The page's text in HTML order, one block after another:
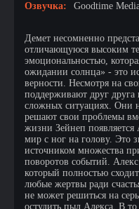
Озвучка:
Goodtime
Демет несомненно
отличающуюся высоким
эмоциональностью,
ожидании солнца» - это
верности. Несмотря на
поддерживают друг
сложных ситуациях. Они
решают свои проблемы
жизни Зейнеп появляется
мир с ног на голову. Это
источником множества
поворотов событий.
который полностью
любые жертвы ради
не может решиться на
остудить пыл Алекса. В